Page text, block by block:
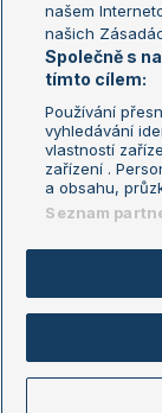
Livesport Daily
LS Prague Open
Podmínky užití
GDPR a žurnalistika
Kontakt
Copyright © 2008-
našem
našich
Společně s
tímto cílem:
Používání
vyhledávání
vlastností
zařízení .
a obsahu,
Seznam